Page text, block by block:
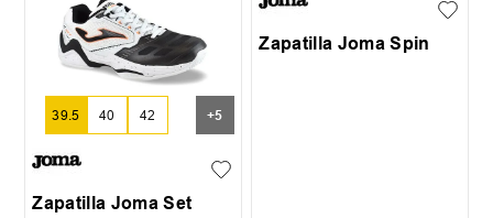
39.5 40 42 +5
Zapatilla Joma Set
Zapatilla Joma Spin